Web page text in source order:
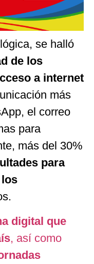
se halló
de los
a internet
más
el correo
para
más del 30%
para
digital que
, así como